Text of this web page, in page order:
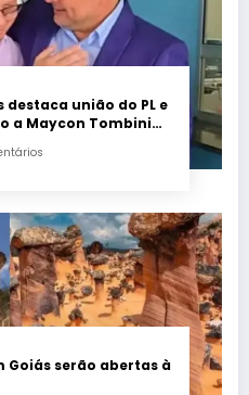
destaca união do PL e
a Maycon Tombini
Goiás serão abertas à